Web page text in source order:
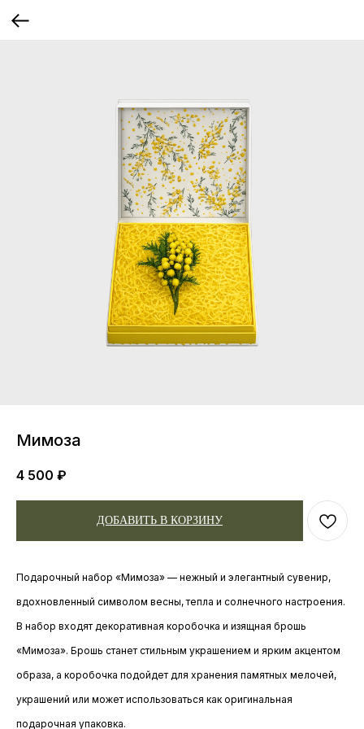
Мимоза
4 500 ₽
ДОБАВИТЬ В КОРЗИНУ
Подарочный набор «Мимоза» — нежный и элегантный сувенир,
вдохновленный символом весны, тепла и солнечного настроения.
В набор входят декоративная коробочка и изящная брошь
«Мимоза». Брошь станет стильным украшением и ярким акцентом
образа, а коробочка подойдет для хранения памятных мелочей,
украшений или может использоваться как оригинальная
подарочная упаковка.